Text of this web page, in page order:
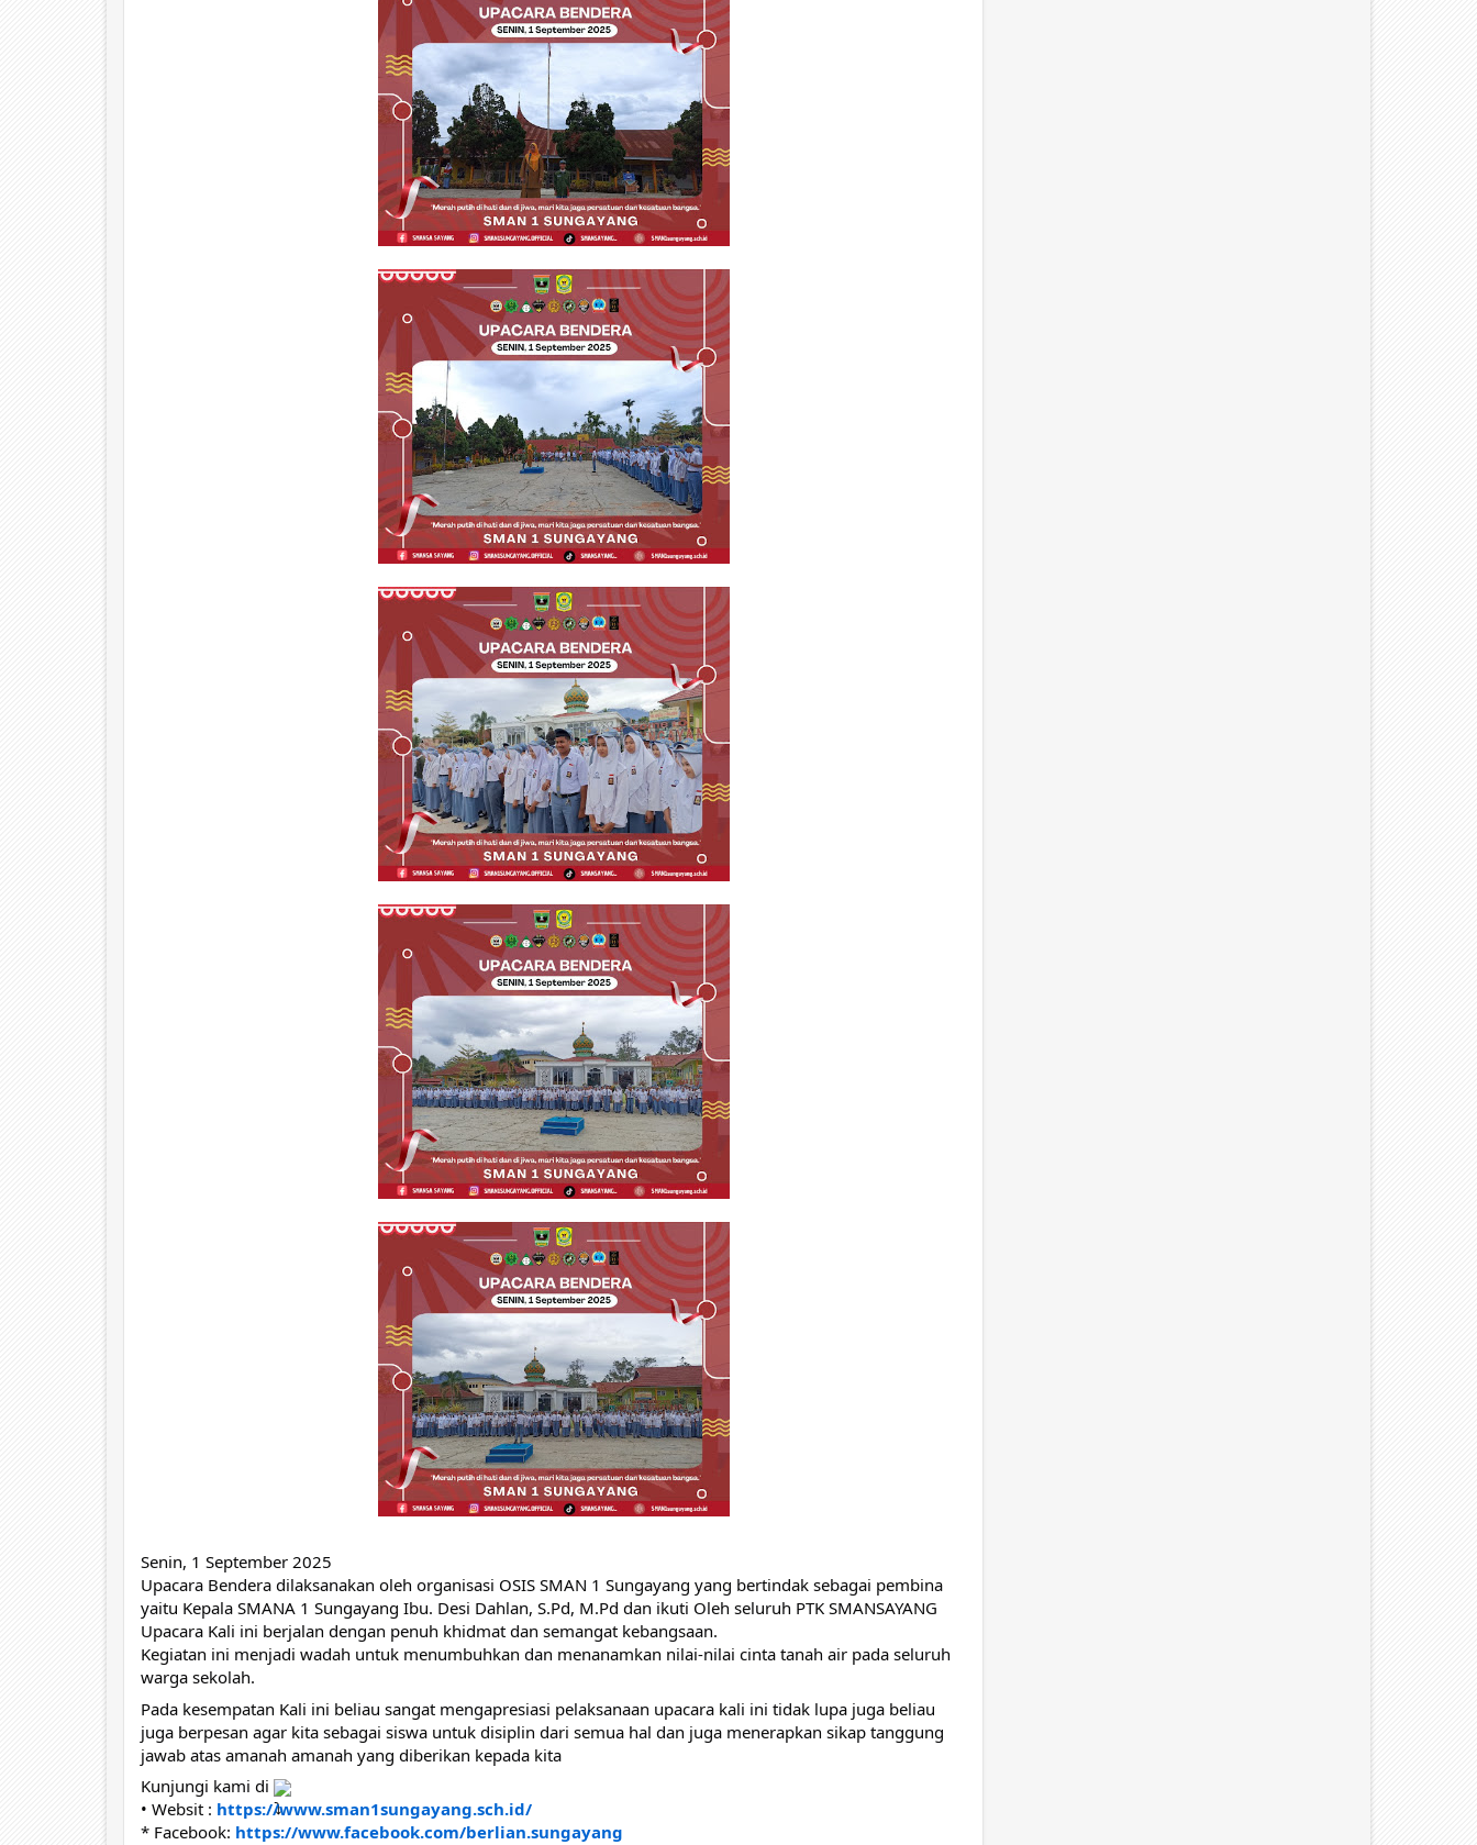
Senin, 1 September 2025
Upacara Bendera dilaksanakan oleh organisasi OSIS SMAN 1 Sungayang yang bertindak sebagai pembina
yaitu Kepala SMANA 1 Sungayang Ibu. Desi Dahlan, S.Pd, M.Pd dan ikuti Oleh seluruh PTK SMANSAYANG
Upacara Kali ini berjalan dengan penuh khidmat dan semangat kebangsaan.
Kegiatan ini menjadi wadah untuk menumbuhkan dan menanamkan nilai-nilai cinta tanah air pada seluruh
warga sekolah.
Pada kesempatan Kali ini beliau sangat mengapresiasi pelaksanaan upacara kali ini tidak lupa juga beliau
juga berpesan agar kita sebagai siswa untuk disiplin dari semua hal dan juga menerapkan sikap tanggung
jawab atas amanah amanah yang diberikan kepada kita
Kunjungi kami di
• Websit : https://www.sman1sungayang.sch.id/
* Facebook: https://www.facebook.com/berlian.sungayang